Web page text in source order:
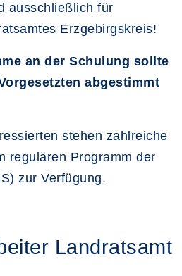
ausschließlich für
Erzgebirgskreis!
an der Schulung sollte
abgestimmt
stehen zahlreiche
regulären Programm der
zur Verfügung.
Landratsamt